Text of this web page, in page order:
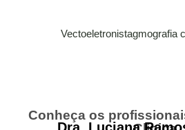
Vectoeletronistagmografia
Conheça os